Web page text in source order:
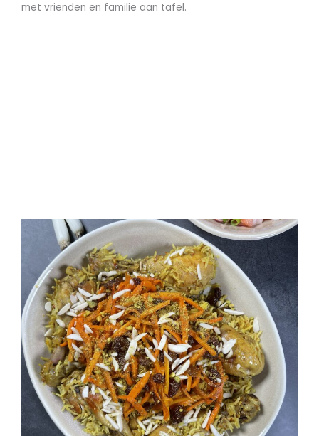
met vrienden en familie aan tafel.